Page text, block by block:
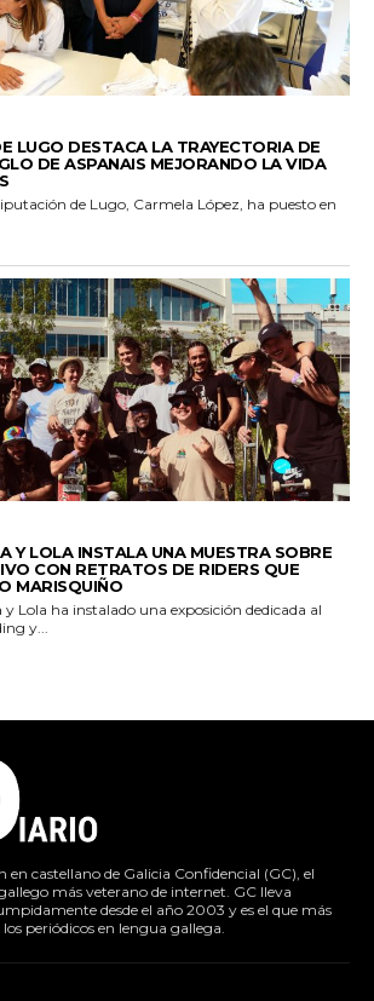
LUGO DESTACA LA TRAYECTORIA DE
DE ASPANAIS MEJORANDO LA VIDA
de Lugo, Carmela López, ha puesto en
Y LOLA INSTALA UNA MUESTRA SOBRE
CON RETRATOS DE RIDERS QUE
MARISQUIÑO
Lola ha instalado una exposición dedicada al
y...
en castellano de Galicia Confidencial (GC), el
más veterano de internet. GC lleva
desde el año 2003 y es el que más
periódicos en lengua gallega.